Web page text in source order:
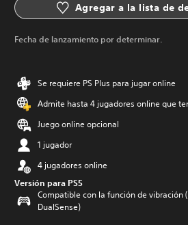
Agregar a la lista de
Fecha de lanzamiento por determinar.
Se requiere PS Plus para jugar online
Admite hasta 4 jugadores online que
Juego online opcional
1 jugador
4 jugadores online
Versión para PS5
Compatible con la función de vibración
DualSense)